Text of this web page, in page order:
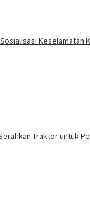
Keselamatan
Traktor untuk